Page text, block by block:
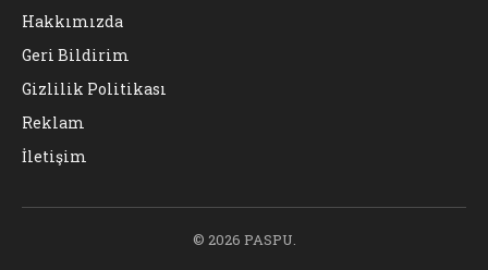
Hakkımızda
Geri Bildirim
Gizlilik Politikası
Reklam
İletişim
© 2026 PASPU.